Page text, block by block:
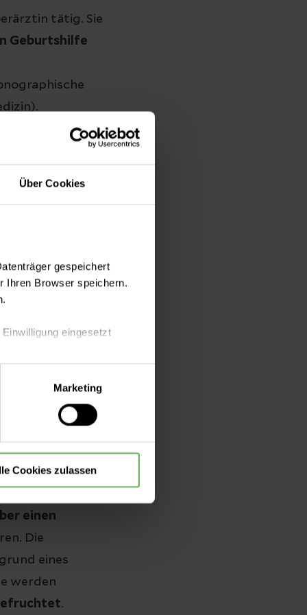
Über Cookies
gespeichert
Ihren Browser speichern.
eingesetzt
Auswahl hinsichtlich der
Verwendung aller Cookies
Marketing
Cookies zulassen
tätig. Sie
Geburtshilfe
.
einen
Die
eines
werden
.